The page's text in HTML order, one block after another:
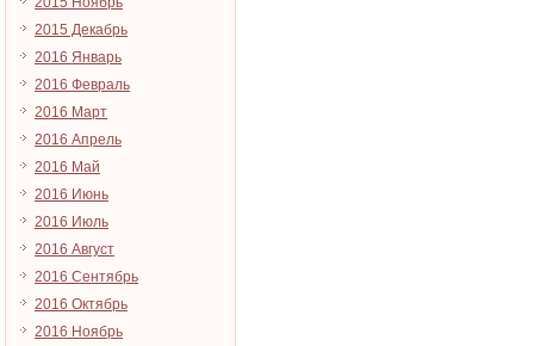
2015 Декабрь
2016 Январь
2016 Февраль
2016 Март
2016 Апрель
2016 Май
2016 Июнь
2016 Июль
2016 Август
2016 Сентябрь
2016 Октябрь
2016 Ноябрь